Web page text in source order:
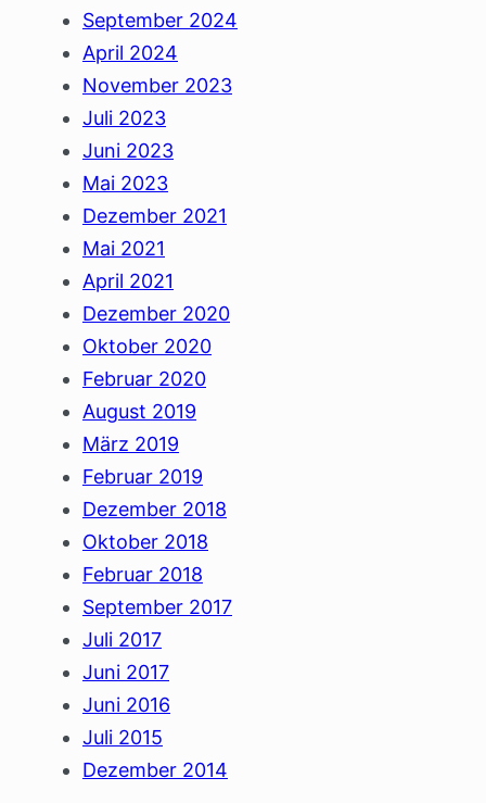
September 2024
April 2024
November 2023
Juli 2023
Juni 2023
Mai 2023
Dezember 2021
Mai 2021
April 2021
Dezember 2020
Oktober 2020
Februar 2020
August 2019
März 2019
Februar 2019
Dezember 2018
Oktober 2018
Februar 2018
September 2017
Juli 2017
Juni 2017
Juni 2016
Juli 2015
Dezember 2014